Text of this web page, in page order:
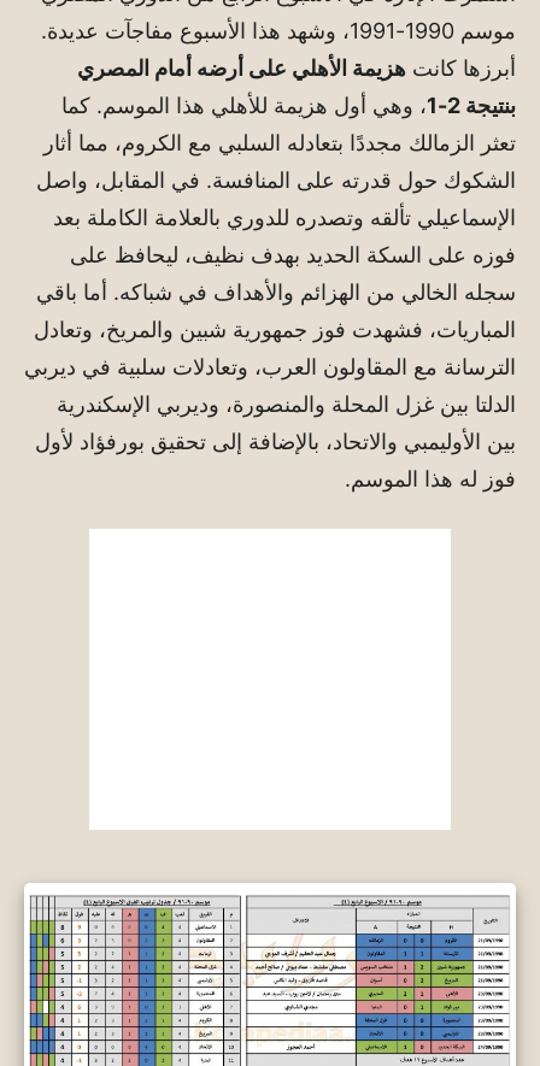
موسم 1990-1991، وشهد هذا الأسبوع مفاجآت عديدة.
أبرزها كانت هزيمة الأهلي على أرضه أمام المصري
بنتيجة 2-1
، وهي أول هزيمة للأهلي هذا الموسم. كما
تعثر الزمالك مجددًا بتعادله السلبي مع الكروم، مما أثار
الشكوك حول قدرته على المنافسة. في المقابل، واصل
الإسماعيلي تألقه وتصدره للدوري بالعلامة الكاملة بعد
فوزه على السكة الحديد بهدف نظيف، ليحافظ على
سجله الخالي من الهزائم والأهداف في شباكه. أما باقي
المباريات، فشهدت فوز جمهورية شبين والمريخ، وتعادل
الترسانة مع المقاولون العرب، وتعادلات سلبية في ديربي
الدلتا بين غزل المحلة والمنصورة، وديربي الإسكندرية
بين الأوليمبي والاتحاد، بالإضافة إلى تحقيق بورفؤاد لأول
فوز له هذا الموسم.